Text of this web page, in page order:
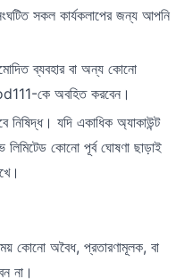
সকল কার্যকলাপের জন্য আপনি
ব্যবহার বা অন্য কোনো
কে অবহিত করবেন।
নিষিদ্ধ। যদি একাধিক অ্যাকাউন্ট
লিমিটেড কোনো পূর্ব ঘোষণা ছাড়াই
কোনো অবৈধ, প্রতারণামূলক, বা
না।